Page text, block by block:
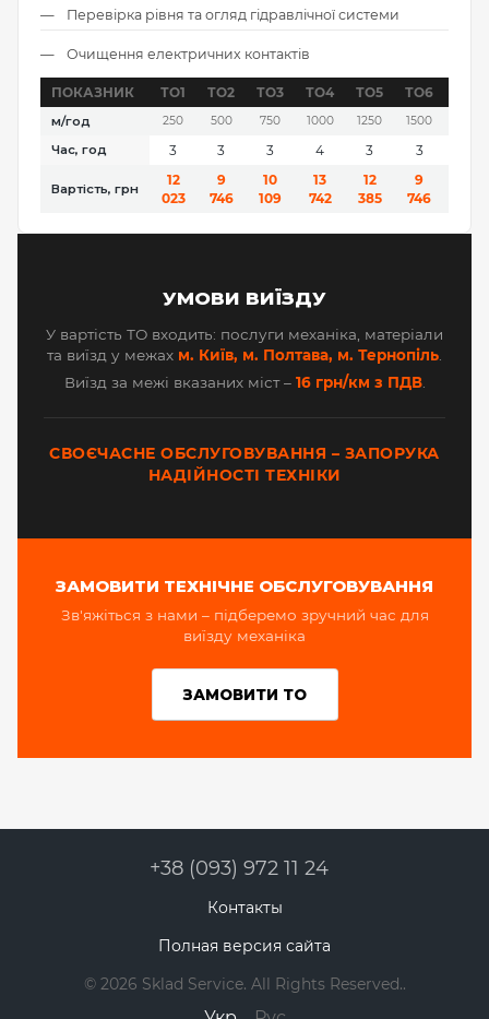
Перевірка рівня та огляд гідравлічної системи
Очищення електричних контактів
ПОКАЗНИК ТО1 ТО2 ТО3 ТО4 ТО5 ТО6
м/год 250 500 750 1000 1250 1500
Час, год 3 3 3 4 3 3
Вартість, грн
12
023
9
746
10
109
13
742
12
385
9
746
УМОВИ ВИЇЗДУ
У вартість ТО входить: послуги механіка, матеріали
та виїзд у межах м. Київ, м. Полтава, м. Тернопіль.
Виїзд за межі вказаних міст – 16 грн/км з ПДВ.
СВОЄЧАСНЕ ОБСЛУГОВУВАННЯ – ЗАПОРУКА
НАДІЙНОСТІ ТЕХНІКИ
ЗАМОВИТИ ТЕХНІЧНЕ ОБСЛУГОВУВАННЯ
Зв'яжіться з нами – підберемо зручний час для
виїзду механіка
ЗАМОВИТИ ТО
+38 (093) 972 11 24
Контакты
Полная версия сайта
© 2026 Sklad Service. All Rights Reserved..